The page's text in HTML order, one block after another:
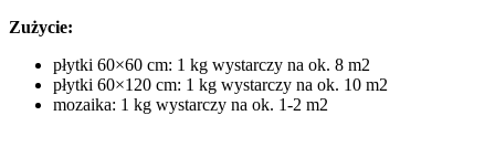
Zużycie:
płytki 60×60 cm: 1 kg wystarczy na ok. 8 m2
płytki 60×120 cm: 1 kg wystarczy na ok. 10 m2
mozaika: 1 kg wystarczy na ok. 1-2 m2